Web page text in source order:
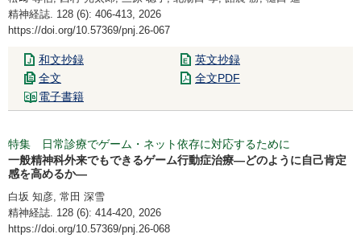
精神経誌. 128 (6): 406-413, 2026
https://doi.org/10.57369/pnj.26-067
和文抄録
英文抄録
全文
全文PDF
電子書籍
特集 日常診療でゲーム・ネット依存に対応するために
一般精神科外来でもできるゲーム行動症治療―どのように自己肯定
感を高めるか―
白坂 知彦, 常田 深雪
精神経誌. 128 (6): 414-420, 2026
https://doi.org/10.57369/pnj.26-068